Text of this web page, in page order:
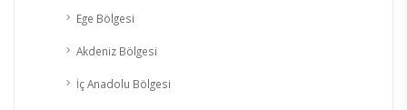
Ege Bölgesi
Akdeniz Bölgesi
İç Anadolu Bölgesi